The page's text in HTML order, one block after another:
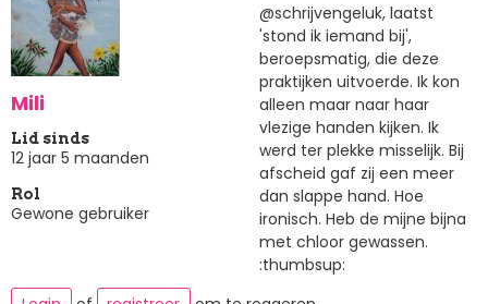
Mili
Lid sinds
12 jaar 5 maanden
Rol
Gewone gebruiker
@schrijvengeluk, laatst
'stond ik iemand bij',
beroepsmatig, die deze
praktijken uitvoerde. Ik kon
alleen maar naar haar
vlezige handen kijken. Ik
werd ter plekke misselijk. Bij
afscheid gaf zij een meer
dan slappe hand. Hoe
ironisch. Heb de mijne bijna
met chloor gewassen.
:thumbsup: